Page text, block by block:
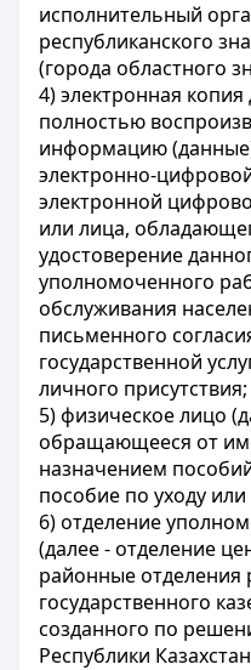
исполнительный
республиканского
(города областного
4) электронная
полностью
информацию
электронно-
электронной
или лица,
удостоверение
уполномоченного
обслуживания
письменного
государственной
личного присутствия;
5) физическое лицо
обращающееся от
назначением
пособие по уходу
6) отделение
(далее - отделение
районные отделения
государственного
созданного по
Республики